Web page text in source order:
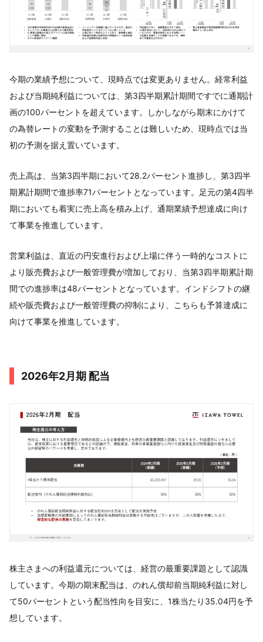
今期の業績予想について、現時点では変更ありません。経常利益
および当期純利益については、第3四半期累計期間ですでに通期計
画の100パーセントを超えています。しかしながら期末にかけて
の為替レートの変動を予測することは難しいため、現時点では当
初の予測を据え置いています。
売上高は、当第3四半期において28.2パーセント進捗し、第3四半
期累計期間で進捗率71パーセントとなっています。足元の第4四半
期においても着実に売上高を積み上げ、通期業績予想達成に向け
て事業を推進しています。
営業利益は、直近の円安進行および上場に伴う一時的なコストに
より販売費および一般管理費が増加しており、当第3四半期累計期
間での進捗率は48パーセントとなっています。インドシフトの継
続や販売費および一般管理費の抑制により、こちらも予算達成に
向けて事業を推進しています。
2026年2月期 配当
株主さまへの利益還元については、経営の最重要課題として認識
しています。今期の期末配当は、のれん償却前当期純利益に対し
て50パーセントという配当性向を目安に、1株当たり35.04円を予
想しています。